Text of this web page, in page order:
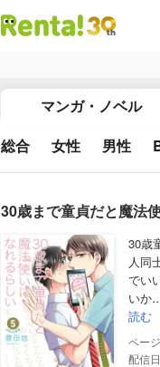
マンガ・ノベル
総合 女性 男性
30歳まで童貞だと魔法
30歳
人同
でい
いか
読む
配信